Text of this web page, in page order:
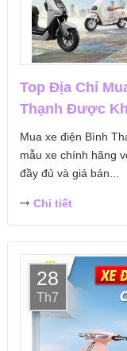
Top Địa Chỉ
Thạnh Được
Mua xe điện Bình
mẫu xe chính hãng
đầy đủ và giá bán...
Chi tiết
28
Th7